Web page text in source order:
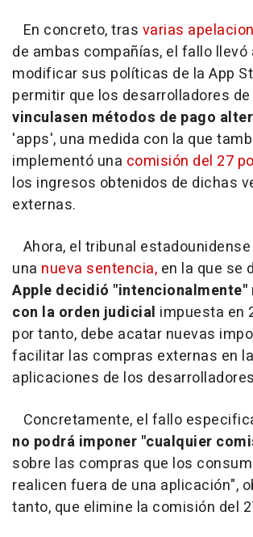
En concreto, tras varias
de ambas compañías, el fallo llevó
modificar sus políticas de la App
permitir que los desarrolladores
vinculasen métodos de pago
'apps', una medida con la que
implementó una comisión del 27
los ingresos obtenidos de dichas
externas.
Ahora, el tribunal
una nueva sentencia, en la que se
Apple decidió "intencionalmente"
con la orden judicial impuesta en
por tanto, debe acatar nuevas
facilitar las compras externas en
aplicaciones de los
Concretamente, el fallo
no podrá imponer "cualquier
sobre las compras que los
realicen fuera de una aplicación",
tanto, que elimine la comisión del